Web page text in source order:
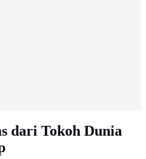
dari Tokoh Dunia